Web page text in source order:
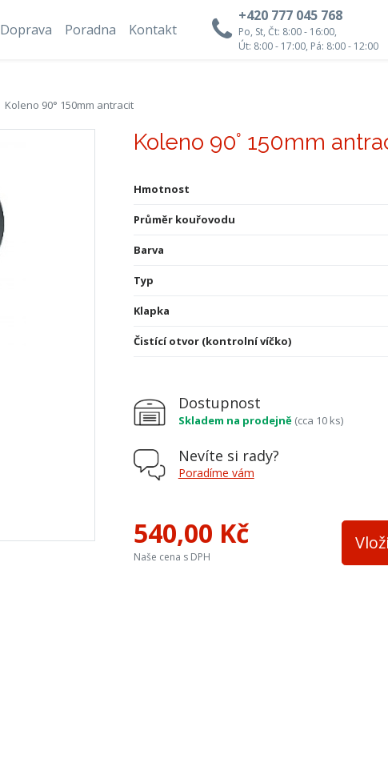
+420 777 045 768
Po, St, Čt: 8:00 - 16:00,
Út: 8:00 - 17:00, Pá: 8:00 - 12:00
Doprava Poradna Kontakt
Koleno 90° 150mm antracit
Koleno 90° 150mm
Hmotnost
Průměr kouřovodu
Barva
Typ
Klapka
Čistící otvor (kontrolní víčko)
Dostupnost
Skladem na prodejně (cca 10 ks)
Nevíte si rady?
Poradíme vám
540,00 Kč
Naše cena s DPH